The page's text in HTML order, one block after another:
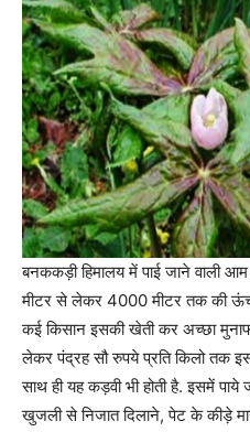
बनककड़ी हिमालय में पाई जाने वाली
मीटर से लेकर 4000 मीटर तक की
कई किसान इसकी खेती कर अच्छा
लेकर पंद्रह सौ रुपये प्रति किलो तक
साथ ही यह कड़वी भी होती है. इसमें
खुजली से निजात दिलाने, पेट के कीड़े